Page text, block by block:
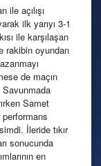
ile açılışı
ilk yarıyı 3-1
ile karşılaşan
rakibin oyundan
de maçın
Savunmada
Samet
İleride tıkır
sonucunda
en